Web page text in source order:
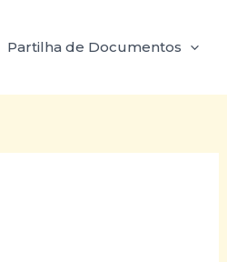
Partilha de Documentos